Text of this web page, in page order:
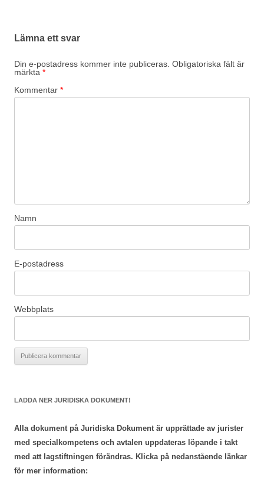
Lämna ett svar
Din e-postadress kommer inte publiceras. Obligatoriska fält är
märkta *
Kommentar *
Namn
E-postadress
Webbplats
LADDA NER JURIDISKA DOKUMENT!
Alla dokument på Juridiska Dokument är upprättade av jurister
med specialkompetens och avtalen uppdateras löpande i takt
med att lagstiftningen förändras. Klicka på nedanstående länkar
för mer information: